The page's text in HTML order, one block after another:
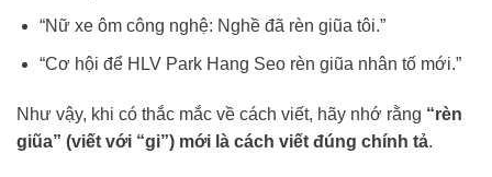
“Nữ xe ôm công nghệ: Nghề đã rèn giũa tôi.”
“Cơ hội để HLV Park Hang Seo rèn giũa nhân tố mới.”
Như vậy, khi có thắc mắc về cách viết, hãy nhớ rằng “rèn
giũa” (viết với “gi”) mới là cách viết đúng chính tả.